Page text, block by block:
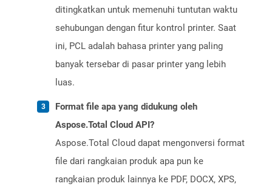
ditingkatkan untuk memenuhi tuntutan waktu
sehubungan dengan fitur kontrol printer. Saat
ini, PCL adalah bahasa printer yang paling
banyak tersebar di pasar printer yang lebih
luas.
Format file apa yang didukung oleh
Aspose.Total Cloud API?
Aspose.Total Cloud dapat mengonversi format
file dari rangkaian produk apa pun ke
rangkaian produk lainnya ke PDF, DOCX, XPS,